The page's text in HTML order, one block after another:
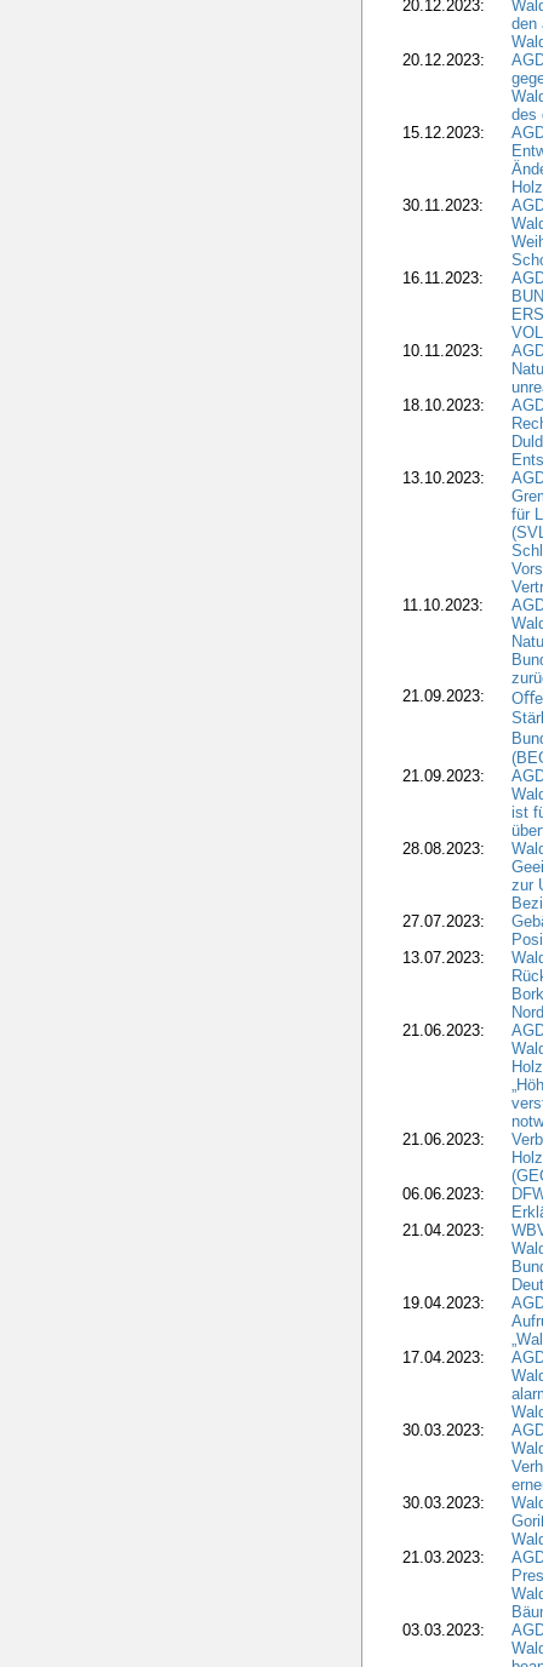
20.12.2023:
den
20.12.2023:
des
15.12.2023:
30.11.2023:
16.11.2023:
10.11.2023:
18.10.2023:
13.10.2023:
für
11.10.2023:
21.09.2023:
21.09.2023:
ist
28.08.2023:
zur
27.07.2023:
13.07.2023:
21.06.2023:
21.06.2023:
06.06.2023:
21.04.2023:
19.04.2023:
17.04.2023:
30.03.2023:
30.03.2023:
21.03.2023:
03.03.2023: